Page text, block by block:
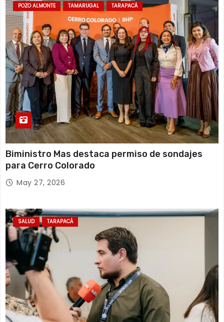
d
a
s
POZO ALMONTE TAMARUGAL TARAPACÁ
Biministro Mas destaca permiso de sondajes
para Cerro Colorado
May 27, 2026
SALUD TARAPACÁ